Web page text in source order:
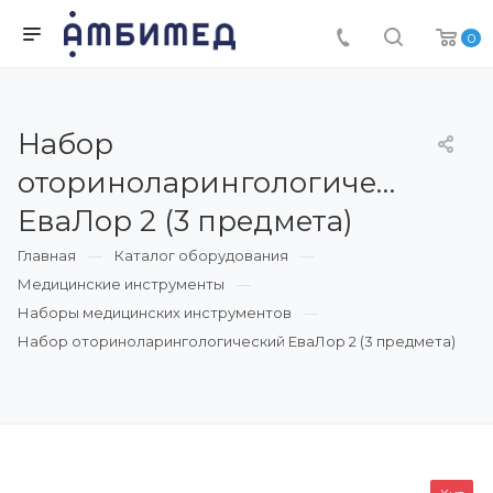
0
Набор
оториноларингологический
ЕваЛор 2 (3 предмета)
Главная
Каталог оборудования
Медицинские инструменты
Наборы медицинских инструментов
Набор оториноларингологический ЕваЛор 2 (3 предмета)